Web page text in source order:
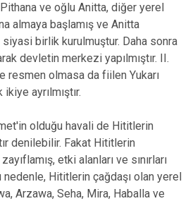
Pithana ve oğlu Anitta, diğer yerel
almaya başlamış ve Anitta
siyasi birlik kurulmuştur. Daha sonra
devletin merkezi yapılmıştır. II.
resmen olmasa da fiilen Yukarı
ayrılmıştır.
olduğu havali de Hititlerin
denilebilir. Fakat Hititlerin
etki alanları ve sınırları
nedenle, Hititlerin çağdaşı olan yerel
Arzawa, Seha, Mira, Haballa ve